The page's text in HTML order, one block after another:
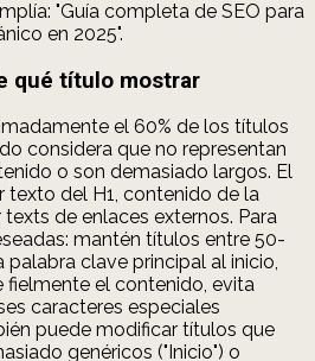
"Guía completa de SEO para
en 2025".
qué título mostrar
el 60% de los títulos
considera que no representan
o son demasiado largos. El
del H1, contenido de la
de enlaces externos. Para
mantén títulos entre 50-
clave principal al inicio,
fielmente el contenido, evita
caracteres especiales
puede modificar títulos que
genéricos ("Inicio") o